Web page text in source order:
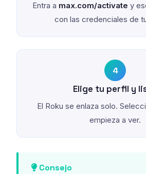
Entra a max.com/activate y
con las credenciales de
4
Elige tu perfil y
El Roku se enlaza solo.
empieza a ver.
Consejo